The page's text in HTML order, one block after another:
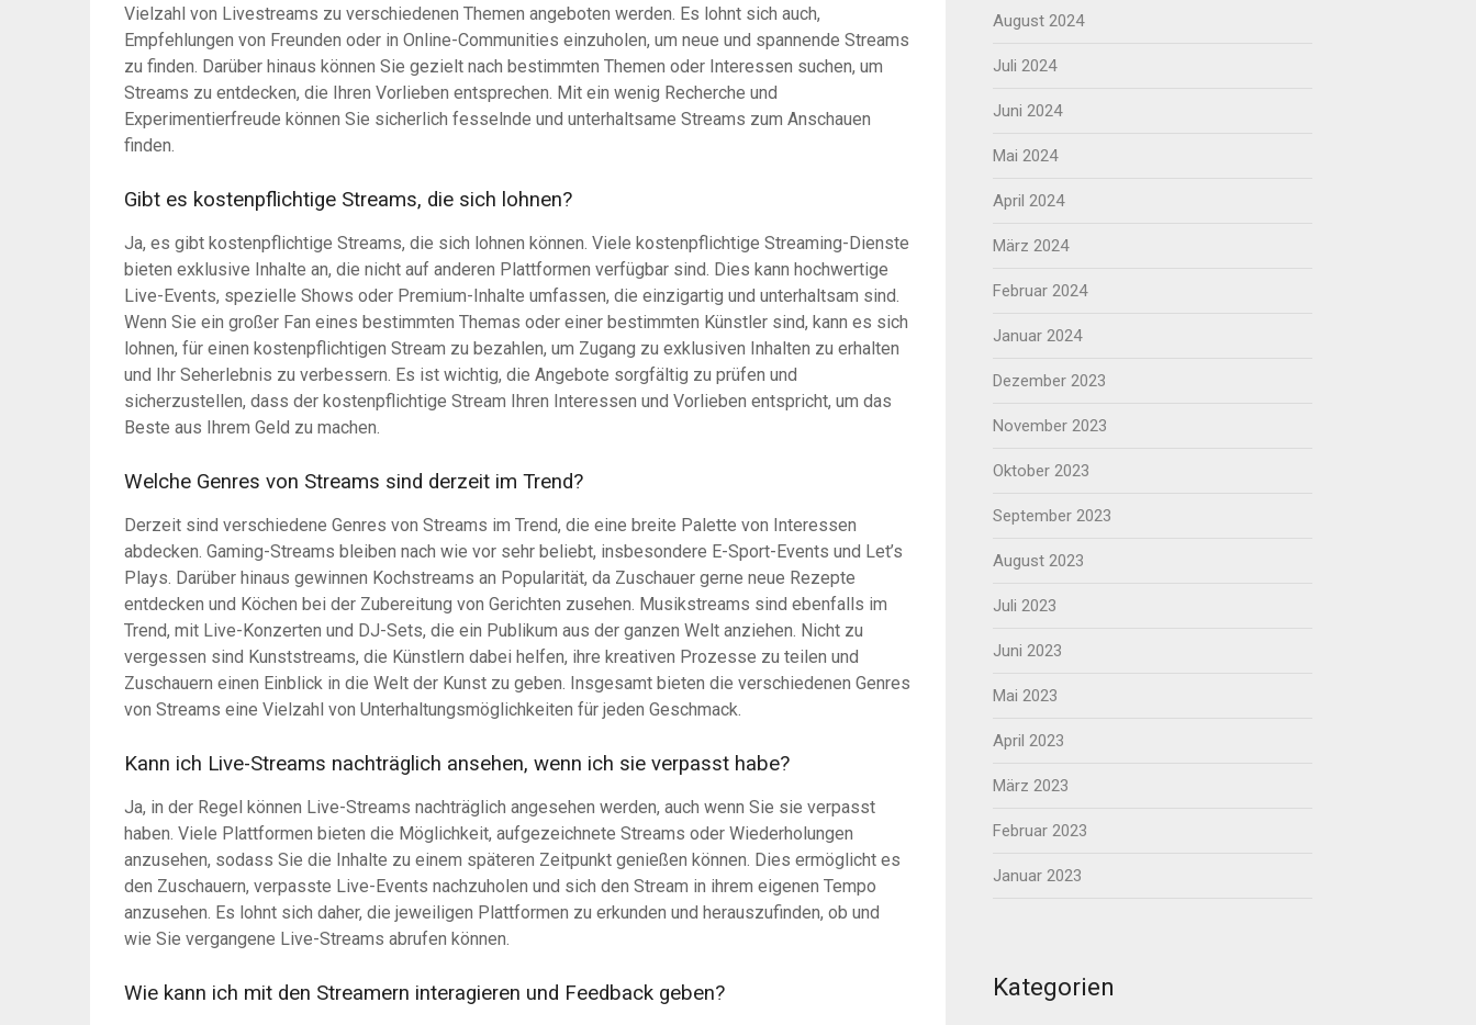
Vielzahl von Livestreams zu verschiedenen Themen angeboten werden. Es lohnt sich auch,
Empfehlungen von Freunden oder in Online-Communities einzuholen, um neue und spannende Streams
zu finden. Darüber hinaus können Sie gezielt nach bestimmten Themen oder Interessen suchen, um
Streams zu entdecken, die Ihren Vorlieben entsprechen. Mit ein wenig Recherche und
Experimentierfreude können Sie sicherlich fesselnde und unterhaltsame Streams zum Anschauen
finden.
Gibt es kostenpflichtige Streams, die sich lohnen?
Ja, es gibt kostenpflichtige Streams, die sich lohnen können. Viele kostenpflichtige Streaming-Dienste
bieten exklusive Inhalte an, die nicht auf anderen Plattformen verfügbar sind. Dies kann hochwertige
Live-Events, spezielle Shows oder Premium-Inhalte umfassen, die einzigartig und unterhaltsam sind.
Wenn Sie ein großer Fan eines bestimmten Themas oder einer bestimmten Künstler sind, kann es sich
lohnen, für einen kostenpflichtigen Stream zu bezahlen, um Zugang zu exklusiven Inhalten zu erhalten
und Ihr Seherlebnis zu verbessern. Es ist wichtig, die Angebote sorgfältig zu prüfen und
sicherzustellen, dass der kostenpflichtige Stream Ihren Interessen und Vorlieben entspricht, um das
Beste aus Ihrem Geld zu machen.
Welche Genres von Streams sind derzeit im Trend?
Derzeit sind verschiedene Genres von Streams im Trend, die eine breite Palette von Interessen
abdecken. Gaming-Streams bleiben nach wie vor sehr beliebt, insbesondere E-Sport-Events und Let’s
Plays. Darüber hinaus gewinnen Kochstreams an Popularität, da Zuschauer gerne neue Rezepte
entdecken und Köchen bei der Zubereitung von Gerichten zusehen. Musikstreams sind ebenfalls im
Trend, mit Live-Konzerten und DJ-Sets, die ein Publikum aus der ganzen Welt anziehen. Nicht zu
vergessen sind Kunststreams, die Künstlern dabei helfen, ihre kreativen Prozesse zu teilen und
Zuschauern einen Einblick in die Welt der Kunst zu geben. Insgesamt bieten die verschiedenen Genres
von Streams eine Vielzahl von Unterhaltungsmöglichkeiten für jeden Geschmack.
Kann ich Live-Streams nachträglich ansehen, wenn ich sie verpasst habe?
Ja, in der Regel können Live-Streams nachträglich angesehen werden, auch wenn Sie sie verpasst
haben. Viele Plattformen bieten die Möglichkeit, aufgezeichnete Streams oder Wiederholungen
anzusehen, sodass Sie die Inhalte zu einem späteren Zeitpunkt genießen können. Dies ermöglicht es
den Zuschauern, verpasste Live-Events nachzuholen und sich den Stream in ihrem eigenen Tempo
anzusehen. Es lohnt sich daher, die jeweiligen Plattformen zu erkunden und herauszufinden, ob und
wie Sie vergangene Live-Streams abrufen können.
Wie kann ich mit den Streamern interagieren und Feedback geben?
August 2024
Juli 2024
Juni 2024
Mai 2024
April 2024
März 2024
Februar 2024
Januar 2024
Dezember 2023
November 2023
Oktober 2023
September 2023
August 2023
Juli 2023
Juni 2023
Mai 2023
April 2023
März 2023
Februar 2023
Januar 2023
Kategorien